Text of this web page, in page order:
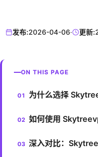
发布:2026-04-06· 更新:
ON THIS PAGE
为什么选择
如何使用
深入对比：